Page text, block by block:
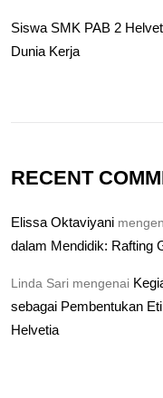
Siswa SMK PAB 2
Dunia Kerja
RECENT
Elissa Oktaviyani
dalam Mendidik: Rafting
Linda Sari mengenai
sebagai Pembentukan
Helvetia